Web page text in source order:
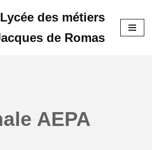
Lycée des métiers
de Romas
AEPA